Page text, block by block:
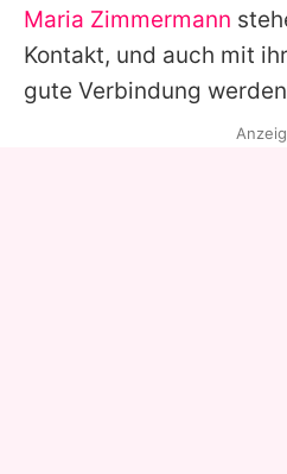
Maria Zimmermann
Kontakt, und auch mit
gute Verbindung